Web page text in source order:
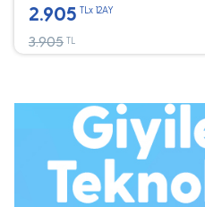
2.905 TLx 12AY
3.905 TL